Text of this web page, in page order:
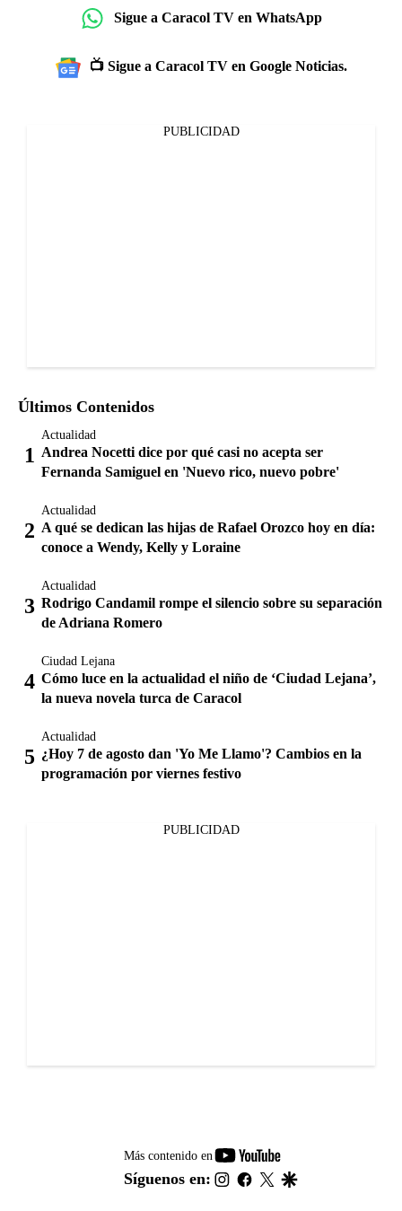
Sigue a Caracol TV en WhatsApp
📺 Sigue a Caracol TV en Google Noticias.
PUBLICIDAD
Últimos Contenidos
Actualidad
Andrea Nocetti dice por qué casi no acepta ser
Fernanda Samiguel en 'Nuevo rico, nuevo pobre'
Actualidad
A qué se dedican las hijas de Rafael Orozco hoy en día:
conoce a Wendy, Kelly y Loraine
Actualidad
Rodrigo Candamil rompe el silencio sobre su separación
de Adriana Romero
Ciudad Lejana
Cómo luce en la actualidad el niño de ‘Ciudad Lejana’,
la nueva novela turca de Caracol
Actualidad
¿Hoy 7 de agosto dan 'Yo Me Llamo'? Cambios en la
programación por viernes festivo
PUBLICIDAD
Más contenido en
youtube-
footer
Síguenos en: instagram
facebook
twitter